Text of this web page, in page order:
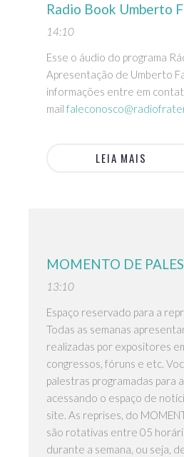
Radio Book Umberto
14:10
Esse o áudio do programa
Apresentação de Umberto
informações entre em
mail
LEIA MAIS
MOMENTO DE
13:10
Espaço reservado para a
Todas as semanas
realizadas por expositores
congressos, fóruns e etc.
palestras programadas para
acessando o espaço de
site. As reprises, do
são rotativas entre 05
durante a semana, ou seja,